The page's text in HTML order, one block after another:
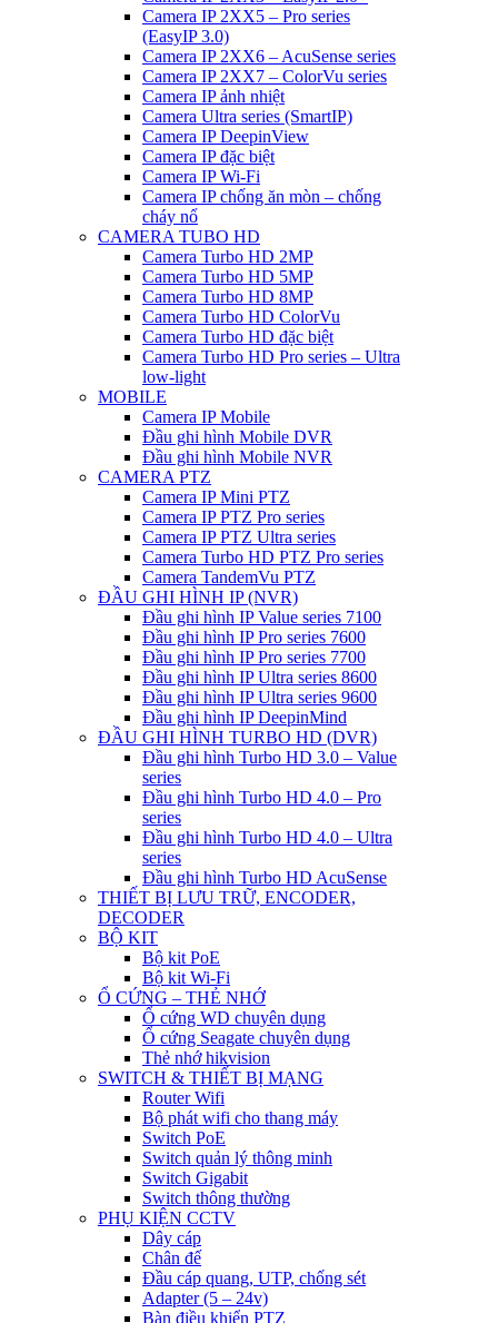
Camera IP 2XX5 – Pro series
(EasyIP 3.0)
Camera IP 2XX6 – AcuSense series
Camera IP 2XX7 – ColorVu series
Camera IP ảnh nhiệt
Camera Ultra series (SmartIP)
Camera IP DeepinView
Camera IP đặc biệt
Camera IP Wi-Fi
Camera IP chống ăn mòn – chống
cháy nổ
CAMERA TUBO HD
Camera Turbo HD 2MP
Camera Turbo HD 5MP
Camera Turbo HD 8MP
Camera Turbo HD ColorVu
Camera Turbo HD đặc biệt
Camera Turbo HD Pro series – Ultra
low-light
MOBILE
Camera IP Mobile
Đầu ghi hình Mobile DVR
Đầu ghi hình Mobile NVR
CAMERA PTZ
Camera IP Mini PTZ
Camera IP PTZ Pro series
Camera IP PTZ Ultra series
Camera Turbo HD PTZ Pro series
Camera TandemVu PTZ
ĐẦU GHI HÌNH IP (NVR)
Đầu ghi hình IP Value series 7100
Đầu ghi hình IP Pro series 7600
Đầu ghi hình IP Pro series 7700
Đầu ghi hình IP Ultra series 8600
Đầu ghi hình IP Ultra series 9600
Đầu ghi hình IP DeepinMind
ĐẦU GHI HÌNH TURBO HD (DVR)
Đầu ghi hình Turbo HD 3.0 – Value
series
Đầu ghi hình Turbo HD 4.0 – Pro
series
Đầu ghi hình Turbo HD 4.0 – Ultra
series
Đầu ghi hình Turbo HD AcuSense
THIẾT BỊ LƯU TRỮ, ENCODER,
DECODER
BỘ KIT
Bộ kit PoE
Bộ kit Wi-Fi
Ổ CỨNG – THẺ NHỚ
Ổ cứng WD chuyên dụng
Ổ cứng Seagate chuyên dụng
Thẻ nhớ hikvision
SWITCH & THIẾT BỊ MẠNG
Router Wifi
Bộ phát wifi cho thang máy
Switch PoE
Switch quản lý thông minh
Switch Gigabit
Switch thông thường
PHỤ KIỆN CCTV
Dây cáp
Chân đế
Đầu cáp quang, UTP, chống sét
Adapter (5 – 24v)
Bàn điều khiển PTZ